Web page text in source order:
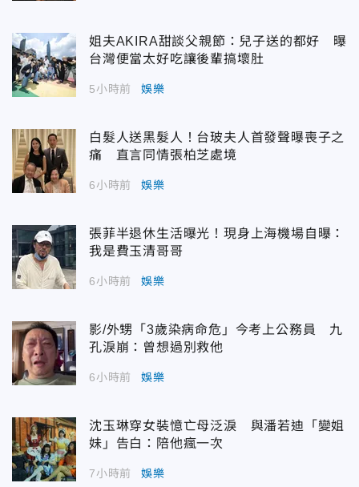
姐夫AKIRA甜談父親節：兒子送的都好 曝
台灣便當太好吃讓後輩搞壞肚
5小時前 娛樂
白髮人送黑髮人！台玻夫人首發聲曝喪子之
痛 直言同情張柏芝處境
6小時前 娛樂
張菲半退休生活曝光！現身上海機場自曝：
我是費玉清哥哥
6小時前 娛樂
影/外甥「3歲染病命危」今考上公務員 九
孔淚崩：曾想過別救他
6小時前 娛樂
沈玉琳穿女裝憶亡母泛淚 與潘若迪「變姐
妹」告白：陪他瘋一次
7小時前 娛樂